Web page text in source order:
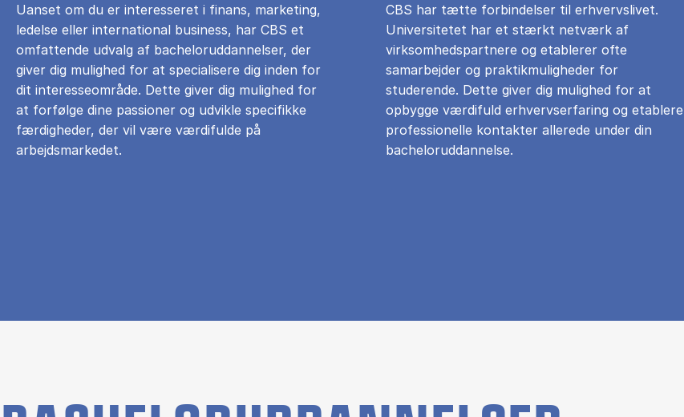
Uanset om du er interesseret i finans, marketing,
ledelse eller international business, har CBS et
omfattende udvalg af bacheloruddannelser, der
giver dig mulighed for at specialisere dig inden for
dit interesseområde. Dette giver dig mulighed for
at forfølge dine passioner og udvikle specifikke
færdigheder, der vil være værdifulde på
arbejdsmarkedet.
CBS har tætte forbindelser til erhvervslivet.
Universitetet har et stærkt netværk af
virksomhedspartnere og etablerer ofte
samarbejder og praktikmuligheder for
studerende. Dette giver dig mulighed for at
opbygge værdifuld erhvervserfaring og etablere
professionelle kontakter allerede under din
bacheloruddannelse.